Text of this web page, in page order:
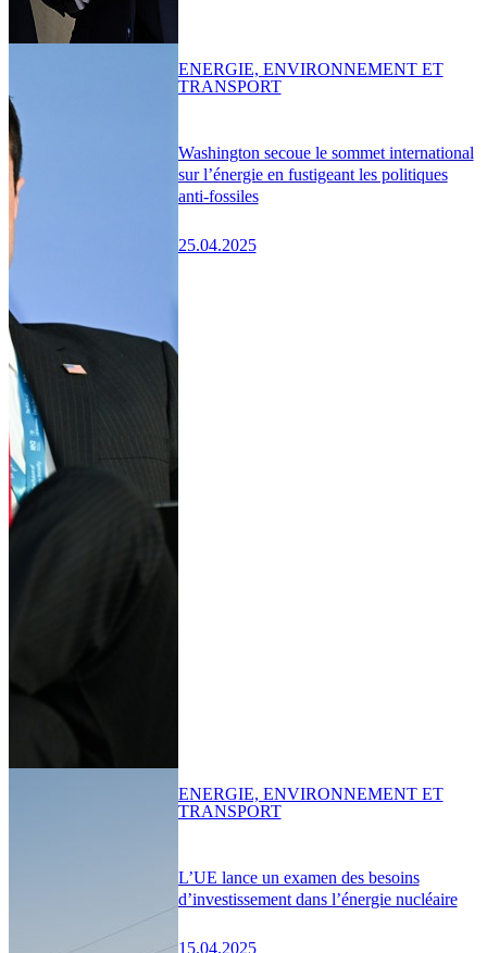
Washington secoue le sommet international
sur l’énergie en fustigeant les politiques
anti-fossiles
25.04.2025
ENERGIE, ENVIRONNEMENT ET
TRANSPORT
L’UE lance un examen des besoins
d’investissement dans l’énergie nucléaire
15.04.2025
ENERGIE, ENVIRONNEMENT ET
TRANSPORT